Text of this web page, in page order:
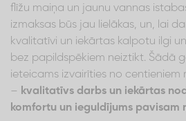
flīžu maiņa un jaunu vannas
izmaksas būs jau lielākas, un, lai
kvalitatīvi un iekārtas kalpotu ilgi
bez papildspēkiem neiztikt. Šādā
ieteicams izvairīties no centieniem
– kvalitatīvs darbs un iekārtas
komfortu un ieguldījums pavisam